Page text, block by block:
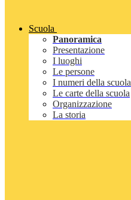
Scuola
Panoramica
Presentazione
I luoghi
Le persone
I numeri della scuola
Le carte della scuola
Organizzazione
La storia